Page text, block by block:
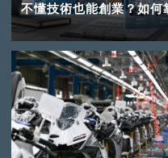
不懂技術也能創業？如何